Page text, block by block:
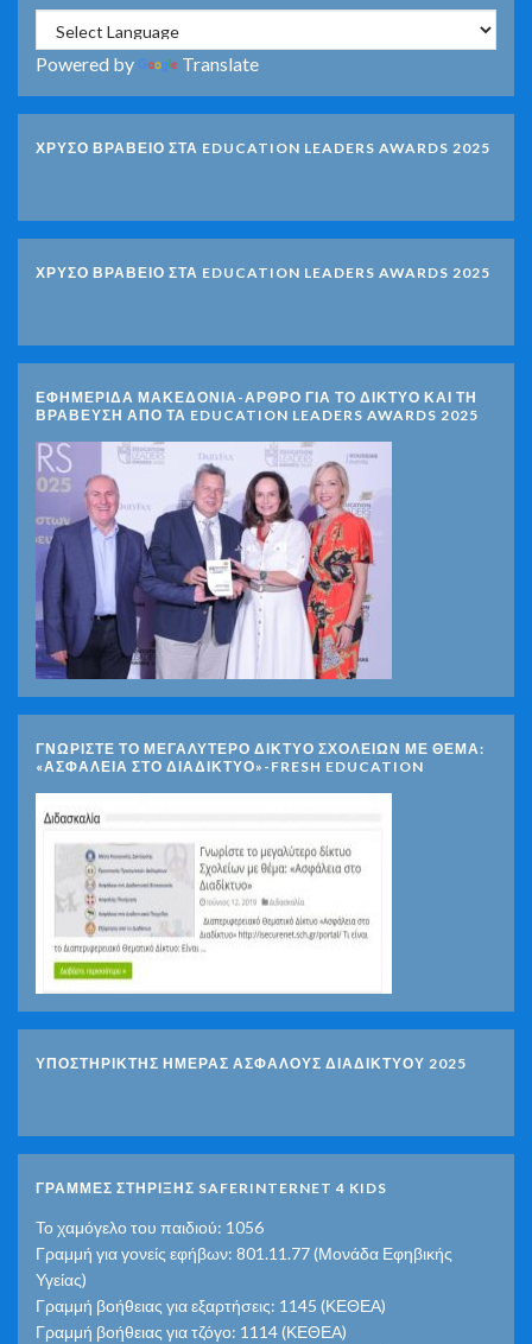
Powered by Translate
ΧΡΥΣΟ ΒΡΑΒΕΙΟ ΣΤΑ EDUCATION LEADERS AWARDS 2025
ΧΡΥΣΟ ΒΡΑΒΕΙΟ ΣΤΑ EDUCATION LEADERS AWARDS 2025
ΕΦΗΜΕΡΙΔΑ ΜΑΚΕΔΟΝΙΑ-ΑΡΘΡΟ ΓΙΑ ΤΟ ΔΙΚΤΥΟ ΚΑΙ ΤΗ
ΒΡΑΒΕΥΣΗ ΑΠΟ ΤΑ EDUCATION LEADERS AWARDS 2025
ΓΝΩΡΊΣΤΕ ΤΟ ΜΕΓΑΛΎΤΕΡΟ ΔΊΚΤΥΟ ΣΧΟΛΕΊΩΝ ΜΕ ΘΈΜΑ:
«ΑΣΦΆΛΕΙΑ ΣΤΟ ΔΙΑΔΊΚΤΥΟ»-FRESH EDUCATION
ΥΠΟΣΤΗΡΙΚΤΗΣ ΗΜΕΡΑΣ ΑΣΦΑΛΟΥΣ ΔΙΑΔΙΚΤΥΟΥ 2025
ΓΡΑΜΜΕΣ ΣΤΗΡΙΞΗΣ SAFERINTERNET 4 KIDS
Το χαμόγελο του παιδιού: 1056
Γραμμή για γονείς εφήβων: 801.11.77 (Μονάδα Εφηβικής
Υγείας)
Γραμμή βοήθειας για εξαρτήσεις: 1145 (ΚΕΘΕΑ)
Γραμμή βοήθειας για τζόγο: 1114 (ΚΕΘΕΑ)